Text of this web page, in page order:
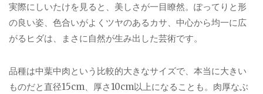
実際にしいたけを見ると、美しさが一目瞭然。ぽってりと形
の良い姿、色合いがよくツヤのあるカサ、中心から均一に広
がるヒダは、まさに自然が生み出した芸術です。
品種は中葉中肉という比較的大きなサイズで、本当に大きい
ものだと直径15cm、厚さ10cm以上になることも。肉厚なぶ